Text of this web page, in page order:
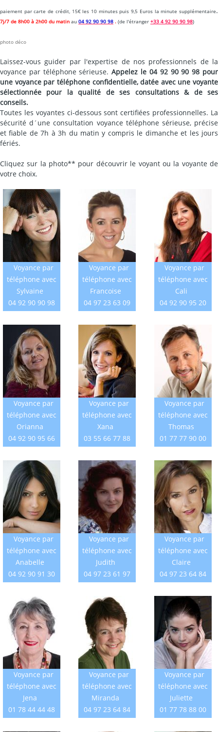
paiement par carte de crédit, 15€ les 10 minutes puis 9,5 Euros la minute supplémentaire.
7j/7 de 8h00 à 2h00 du matin au 04 92 90 90 98 . (de l'étranger +33 4 92 90 90 98)
photo déco
Laissez-vous guider par l'expertise de nos professionnels de la
voyance par téléphone sérieuse.Appelez le 04 92 90 90 98 pour
une voyance par téléphone confidentielle, datée avec une voyante
sélectionnée pour la qualité de ses consultations & de ses
conseils.
Toutes les voyantes ci-dessous sont certifiées professionnelles. La
sécurité d´une consultation voyance téléphone sérieuse, précise
et fiable de 7h à 3h du matin y compris le dimanche et les jours
fériés.
Cliquez sur la photo** pour découvrir le voyant ou la voyante de
votre choix.
Voyance par
téléphone avec
Sylvaine
04 92 90 90 98
Voyance par
téléphone avec
Francoise
04 97 23 63 09
Voyance par
téléphone avec
Cali
04 92 90 95 20
Voyance par
téléphone avec
Orianna
04 92 90 95 66
Voyance par
téléphone avec
Xana
03 55 66 77 88
Voyance par
téléphone avec
Thomas
01 77 77 90 00
Voyance par
téléphone avec
Anabelle
04 92 90 91 30
Voyance par
téléphone avec
Judith
04 97 23 61 97
Voyance par
téléphone avec
Claire
04 97 23 64 84
Voyance par
téléphone avec
Jena
01 78 44 44 48
Voyance par
téléphone avec
Miranda
04 97 23 64 84
Voyance par
téléphone avec
Juliette
01 77 78 88 00